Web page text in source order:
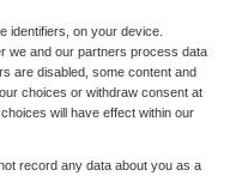
identifiers, on your device.
we and our partners process data
are disabled, some content and
choices or withdraw consent at
will have effect within our
record any data about you as a